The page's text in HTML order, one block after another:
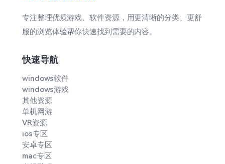
专注整理优质游戏、软件资源，用更清晰的分类、更舒
服的浏览体验帮你快速找到需要的内容。
快速导航
windows软件
windows游戏
其他资源
单机网游
VR资源
ios专区
安卓专区
mac专区